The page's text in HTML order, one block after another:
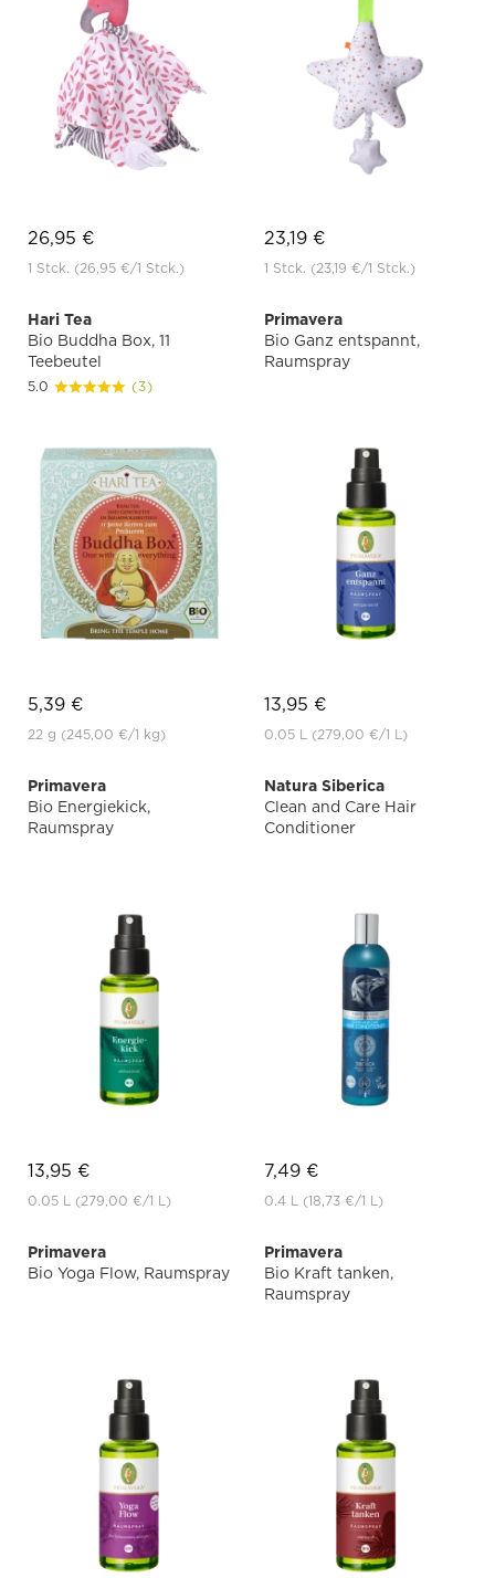
26,95 €
1 Stck. (26,95 €/1 Stck.)
23,19 €
1 Stck. (23,19 €/1 Stck.)
Hari Tea
Bio Buddha Box, 11
Teebeutel
5.0 (3)
5,39 €
22 g (245,00 €/1 kg)
Primavera
Bio Ganz entspannt,
Raumspray
13,95 €
0.05 L (279,00 €/1 L)
Primavera
Bio Energiekick,
Raumspray
13,95 €
0.05 L (279,00 €/1 L)
Natura Siberica
Clean and Care Hair
Conditioner
7,49 €
0.4 L (18,73 €/1 L)
Primavera
Bio Yoga Flow, Raumspray
Primavera
Bio Kraft tanken,
Raumspray